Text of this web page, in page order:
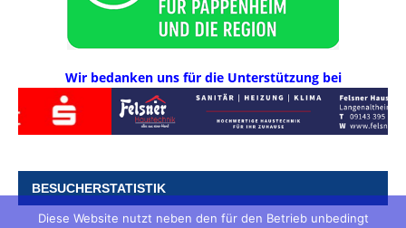
Wir bedanken uns für die Unterstützung bei
BESUCHERSTATISTIK
Diese Website nutzt neben den für den Betrieb unbedingt